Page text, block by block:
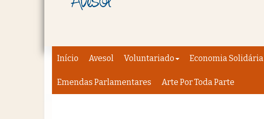
Início Avesol Voluntariado Economia Solidária
Emendas Parlamentares Arte Por Toda Parte